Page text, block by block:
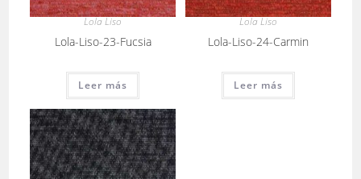
Lola Liso
Lola-Liso-23-Fucsia
Leer más
Lola Liso
Lola-Liso-24-Carmin
Leer más